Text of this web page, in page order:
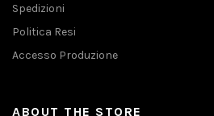
Spedizioni
Politica Resi
Accesso Produzione
ABOUT THE STORE